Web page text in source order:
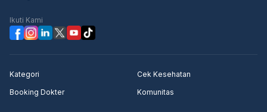
Ikuti Kami
Kategori
Cek Kesehatan
Booking Dokter
Komunitas